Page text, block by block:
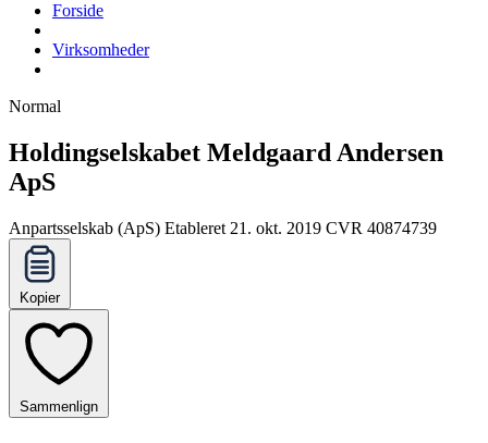
Forside
Virksomheder
Normal
Holdingselskabet Meldgaard Andersen
ApS
Anpartsselskab (ApS) Etableret 21. okt. 2019 CVR 40874739
Kopier
Sammenlign